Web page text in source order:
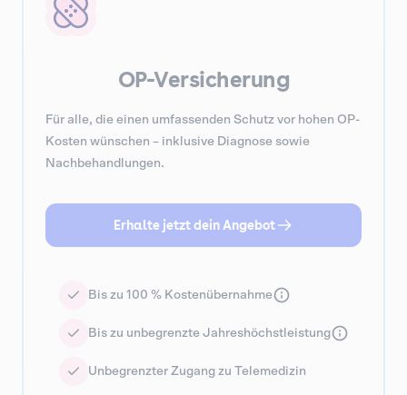
OP-Versicherung
Für alle, die einen umfassenden Schutz vor hohen OP-
Kosten wünschen – inklusive Diagnose sowie
Nachbehandlungen.
Erhalte jetzt dein Angebot
Bis zu 100 % Kostenübernahme
Bis zu unbegrenzte Jahreshöchstleistung
Unbegrenzter Zugang zu Telemedizin